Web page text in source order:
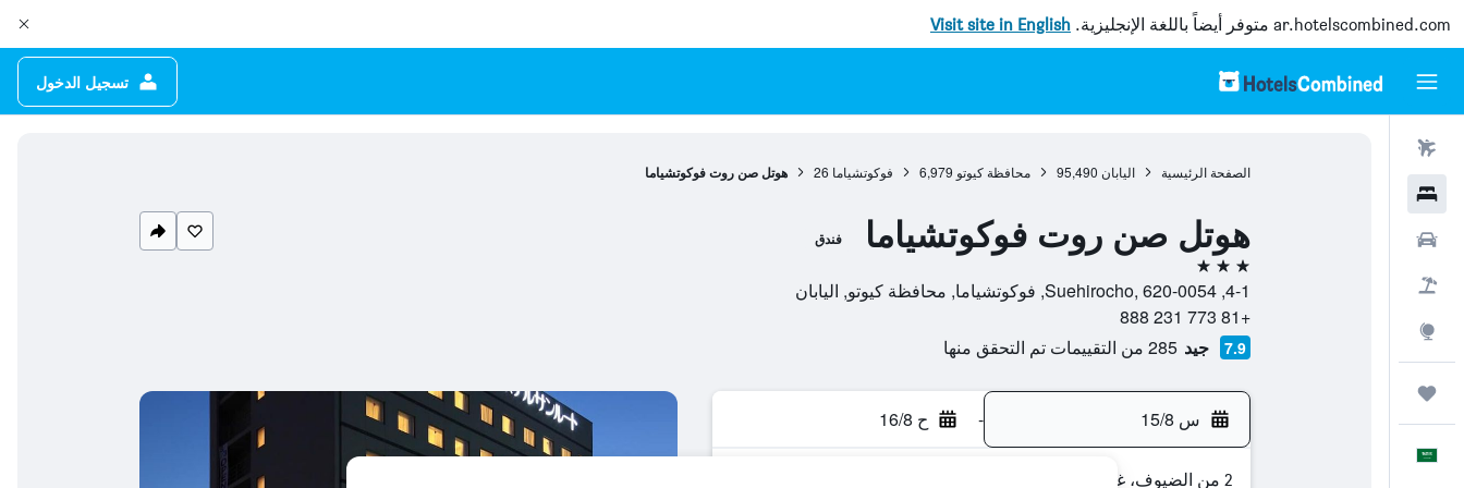
ar.hotelscombined.com متوفر أيضاً باللغة الإنجليزية. Visit site in English
تسجيل الدخول
الصفحة الرئيسية اليابان 95,490 محافظة كيوتو 6,979 فوكوتشياما 26 هوتل صن روت فوكوتشياما
هوتل صن روت فوكوتشياما فندق
3 نجوم
4-1, Suehirocho, 620-0054, فوكوتشياما, محافظة كيوتو, اليابان
+81 773 231 888
7.9 جيد 285 من التقييمات تم التحقق منها
س 15/8 - ح 16/8
2 من الضيوف، غرفة واحدة